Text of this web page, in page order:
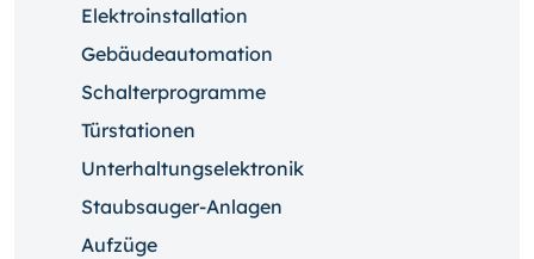
Elektroinstallation
Gebäudeautomation
Schalterprogramme
Türstationen
Unterhaltungselektronik
Staubsauger-Anlagen
Aufzüge